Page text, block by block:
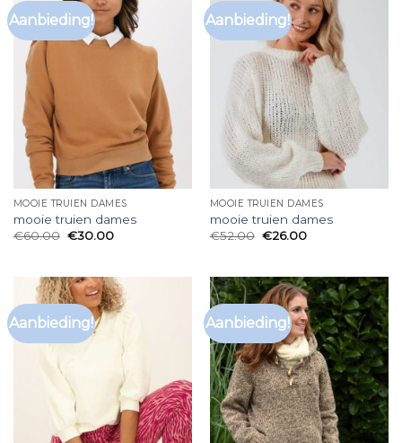
Aanbieding!
MOOIE TRUIEN DAMES
mooie truien dames
€60.00 €30.00
Aanbieding!
MOOIE TRUIEN DAMES
mooie truien dames
€52.00 €26.00
Aanbieding! Aanbieding!